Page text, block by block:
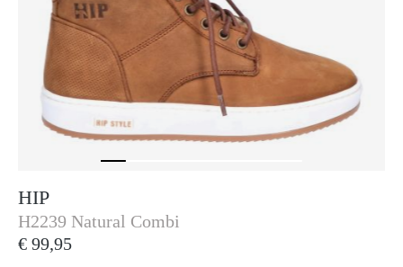
HIP
Hip
H2239 Natural Combi
€ 99,95